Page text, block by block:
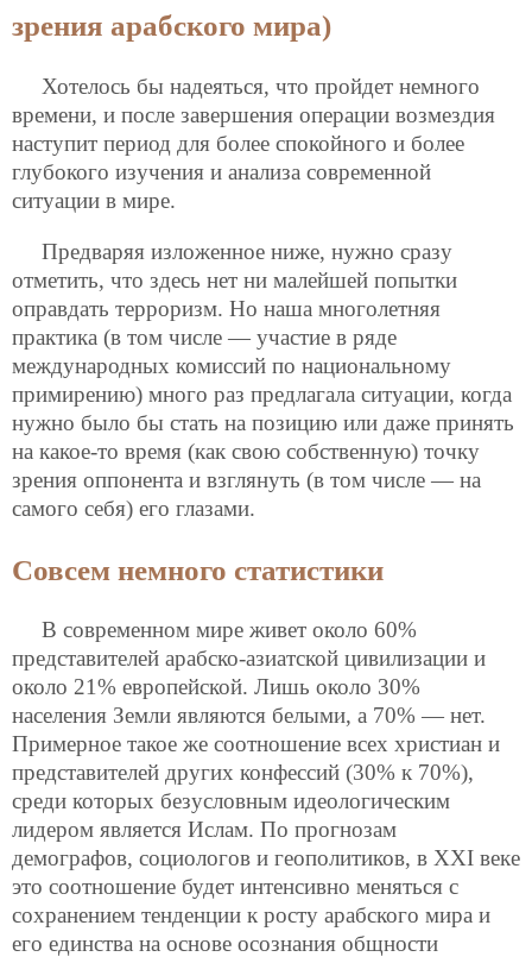
зрения арабского мира)
Хотелось бы надеяться, что пройдет немного
времени, и после завершения операции возмездия
наступит период для более спокойного и более
глубокого изучения и анализа современной
ситуации в мире.
Предваряя изложенное ниже, нужно сразу
отметить, что здесь нет ни малейшей попытки
оправдать терроризм. Но наша многолетняя
практика (в том числе — участие в ряде
международных комиссий по национальному
примирению) много раз предлагала ситуации, когда
нужно было бы стать на позицию или даже принять
на какое-то время (как свою собственную) точку
зрения оппонента и взглянуть (в том числе — на
самого себя) его глазами.
Совсем немного статистики
В современном мире живет около 60%
представителей арабско-азиатской цивилизации и
около 21% европейской. Лишь около 30%
населения Земли являются белыми, а 70% — нет.
Примерное такое же соотношение всех христиан и
представителей других конфессий (30% к 70%),
среди которых безусловным идеологическим
лидером является Ислам. По прогнозам
демографов, социологов и геополитиков, в XXI веке
это соотношение будет интенсивно меняться с
сохранением тенденции к росту арабского мира и
его единства на основе осознания общности